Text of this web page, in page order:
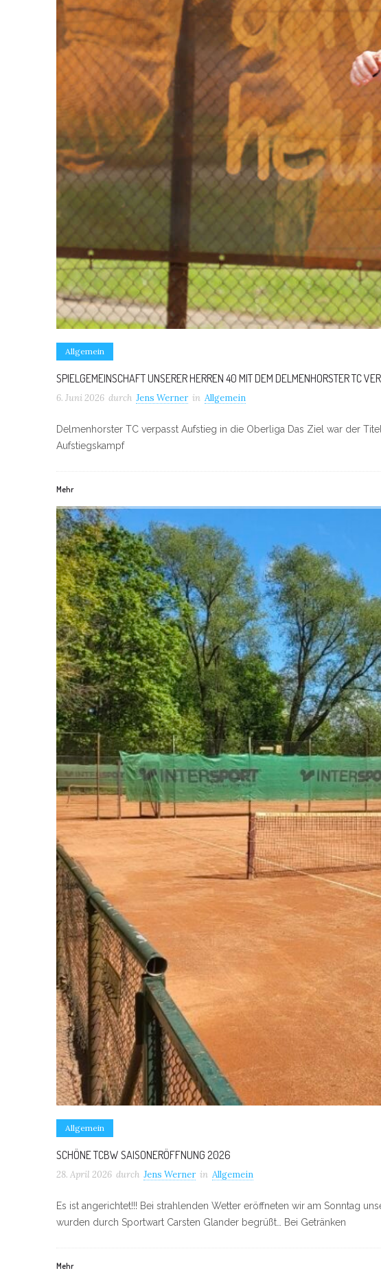
Allgemein
SPIELGEMEINSCHAFT UNSERER HERREN 40 MIT DEM DELMENHORSTER TC
6. Juni 2026 durch Jens Werner in Allgemein
Delmenhorster TC verpasst Aufstieg in die Oberliga Das Ziel war der
Aufstiegskampf
Mehr
Allgemein
SCHÖNE TCBW SAISONERÖFFNUNG 2026
28. April 2026 durch Jens Werner in Allgemein
Es ist angerichtet!!! Bei strahlenden Wetter eröffneten wir am Sonntag
wurden durch Sportwart Carsten Glander begrüßt… Bei Getränken
Mehr